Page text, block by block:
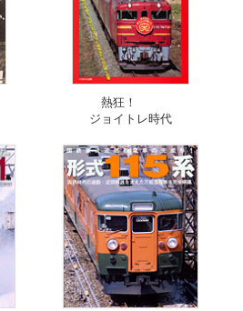
熱狂！
ジョイトレ時代